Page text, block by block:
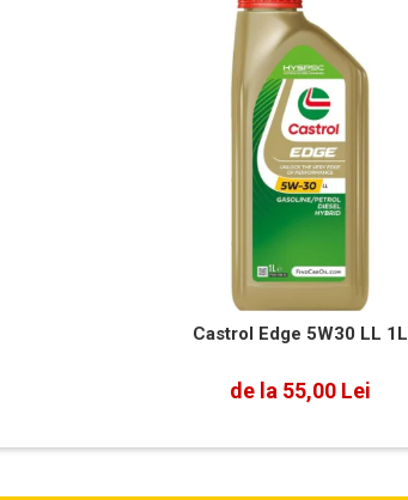
Castrol Edge 5W30 LL 1L
de la 55,00 Lei